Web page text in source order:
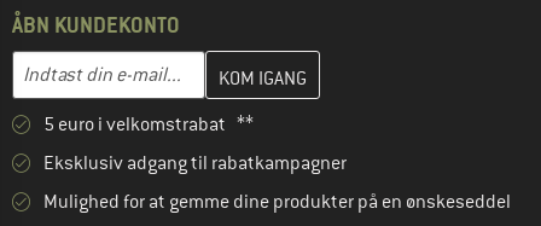
ÅBN KUNDEKONTO
E-mail-adresse
Indtast din e-mailadresse her, og opret i næste trin din
5 euro i velkomstrabat **
Eksklusiv adgang til rabatkampagner
Mulighed for at gemme dine produkter på en ønskeseddel